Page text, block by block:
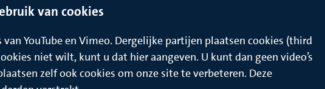
van cookies
van YouTube en Vimeo. Dergelijke partijen plaatsen cookies (third
niet wilt, kunt u dat hier aangeven. U kunt dan geen video’s
zelf ook cookies om onze site te verbeteren. Deze